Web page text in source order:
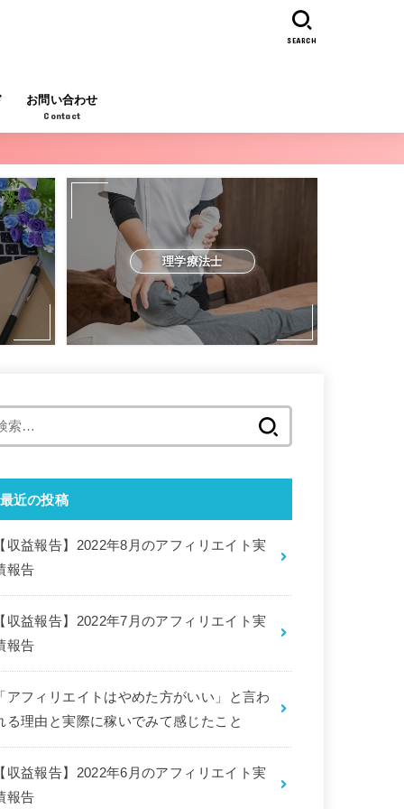
お問い合わせ
Contact
SEARCH
理学療法士
最近の投稿
【収益報告】2022年8月のアフィリエイト実
報告
【収益報告】2022年7月のアフィリエイト実
報告
「アフィリエイトはやめた方がいい」と言わ
る理由と実際に稼いでみて感じたこと
【収益報告】2022年6月のアフィリエイト実
報告